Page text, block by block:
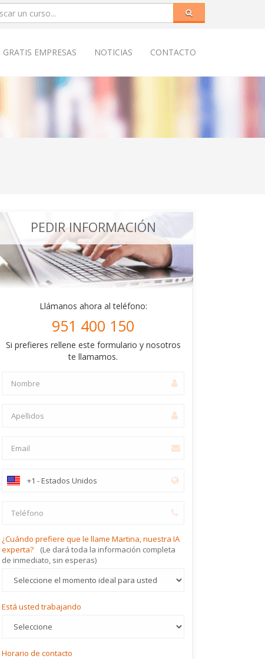
GRATIS EMPRESAS NOTICIAS CONTACTO
PEDIR INFORMACIÓN
Llámanos ahora al teléfono:
951 400 150
Si prefieres rellene este formulario y nosotros
te llamamos.
¿Cuándo prefiere que le llame Martina, nuestra IA
experta?
(Le dará toda la información completa
de inmediato, sin esperas)
Está usted trabajando
Horario de contacto